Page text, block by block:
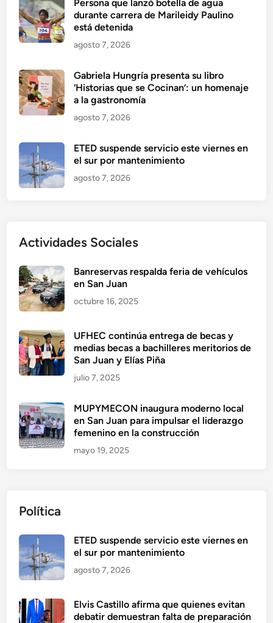
Persona que lanzó botella de agua
durante carrera de Marileidy Paulino
está detenida
agosto 7, 2026
Gabriela Hungría presenta su libro
‘Historias que se Cocinan’: un homenaje
a la gastronomía
agosto 7, 2026
ETED suspende servicio este viernes en
el sur por mantenimiento
agosto 7, 2026
Actividades Sociales
Banreservas respalda feria de vehículos
en San Juan
octubre 16, 2025
UFHEC continúa entrega de becas y
medias becas a bachilleres meritorios de
San Juan y Elías Piña
julio 7, 2025
MUPYMECON inaugura moderno local
en San Juan para impulsar el liderazgo
femenino en la construcción
mayo 19, 2025
Política
ETED suspende servicio este viernes en
el sur por mantenimiento
agosto 7, 2026
Elvis Castillo afirma que quienes evitan
debatir demuestran falta de preparación